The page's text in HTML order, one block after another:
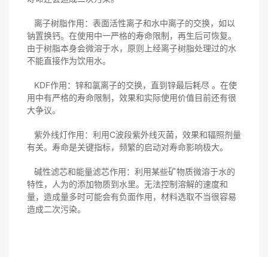
离子树脂作用：表面活性离子和水中离子的交换，如以
钠置换钙。在使用中一严格的寿命限制，再生后可恢复。
由于树脂本身会微溶于水，原则上经离子树脂处理过的水
不能直接作为饮用水。
KDF作用：锌和氯离子的交换，直到锌最后耗尽 。在使
用中有严格的寿命限制，效果和实际使用价值目前还有很
大争议。
紫外线灯作用：利用C波段紫外线灭菌，效果和辐照剂量
有关。寿命是关键指标，频繁的启动对寿命影响极大。
碱性滤芯和能量滤芯作用：利用某些矿物质微溶于水的
特性，人为的添加物质到水里。无法控制溶解的速度和
量，造成量多时可能会有负面作用，材料选取不当很容易
造成二次污染。